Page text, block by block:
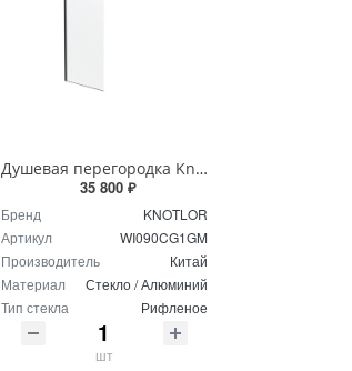
Душевая перегородка Knotlor VELUM RIPPLE WI090CG1GM 90х200 см оружейная сталь
35 800 ₽
Бренд
KNOTLOR
Артикул
WI090CG1GM
Производитель
Китай
Материал
Стекло / Алюминий
Тип стекла
Рифленое
шт